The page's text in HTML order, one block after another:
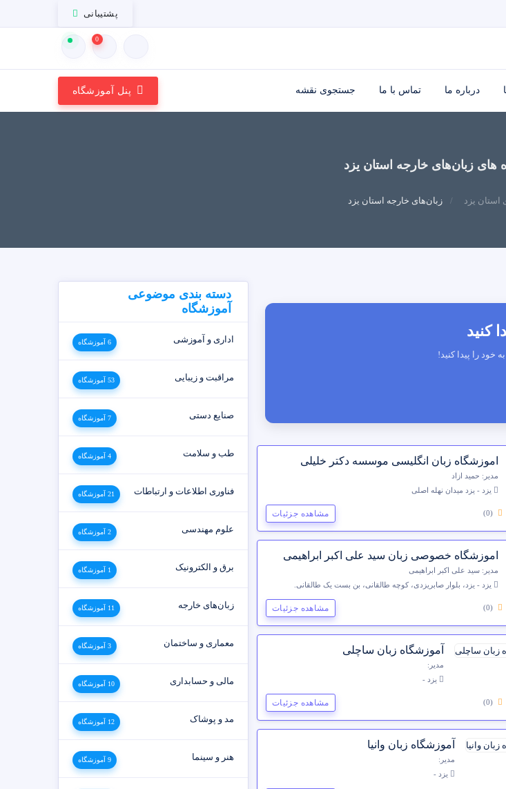
پشتیبانی
0
درباره ما تماس با ما جستجوی نقشه پنل آموزشگاه
زبان‌های خارجه استان یزد
استان یزد زبان‌های خارجه استان یزد
کنید
را پیدا کنید!
اموزشگاه زبان انگلیسی موسسه دکتر خلیلی
مدیر: حمید ازاد
یزد - یزد میدان نهله اصلی
(0) مشاهده جزئیات
اموزشگاه خصوصی زبان سید علی اکبر ابراهیمی
مدیر: سید علی اکبر ابراهیمی
یزد - یزد، بلوار صابریزدی، کوچه طالقانی، بن بست یک طالقانی.
(0) مشاهده جزئیات
آموزشگاه زبان ساچلی
مدیر:
یزد -
(0) مشاهده جزئیات
آموزشگاه زبان وانیا
مدیر:
یزد -
دسته بندی موضوعی
آموزشگاه
اداری و آموزشی 6 آموزشگاه
مراقبت و زیبایی 53 آموزشگاه
صنایع دستی 7 آموزشگاه
طب و سلامت 4 آموزشگاه
فناوری اطلاعات و ارتباطات 21 آموزشگاه
علوم مهندسی 2 آموزشگاه
برق و الکترونیک 1 آموزشگاه
زبان‌های خارجه 11 آموزشگاه
معماری و ساختمان 3 آموزشگاه
مالی و حسابداری 10 آموزشگاه
مد و پوشاک 12 آموزشگاه
هنر و سینما 9 آموزشگاه